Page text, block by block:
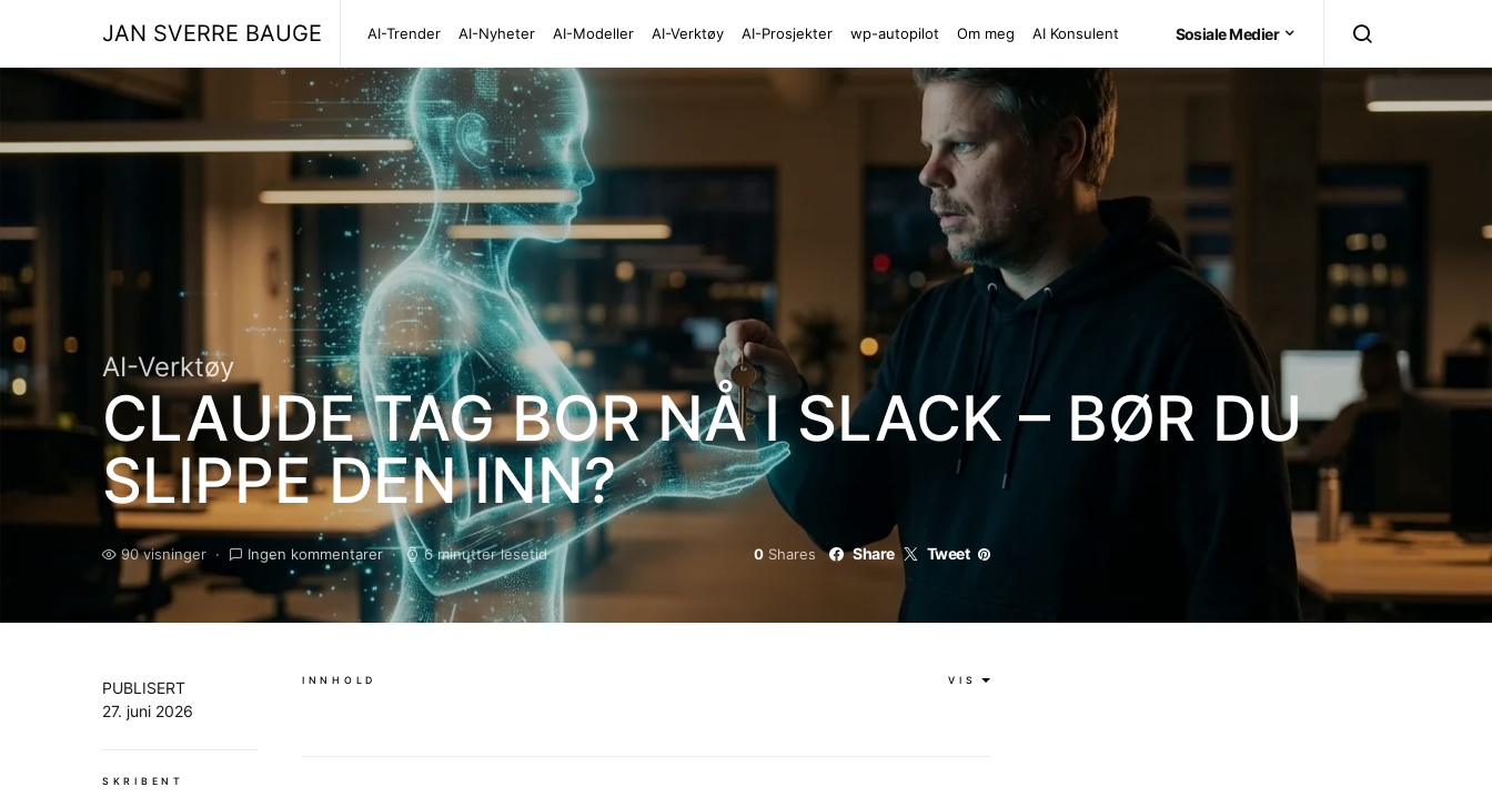
JAN SVERRE BAUGE AI-Trender AI-Nyheter AI-Modeller AI-Verktøy AI-Prosjekter wp-autopilot Om meg AI Konsulent Sosiale Medier
AI-Verktøy
CLAUDE TAG BOR NÅ I SLACK – BØR DU
SLIPPE DEN INN?
90 visninger Ingen kommentarer 6 minutter lesetid 0 Shares Share Tweet
PUBLISERT
27. juni 2026
SKRIBENT
INNHOLD VIS